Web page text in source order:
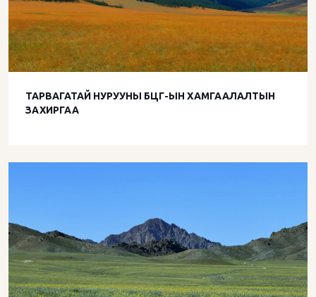
ТАРВАГАТАЙ НУРУУНЫ БЦГ-ЫН ХАМГААЛАЛТЫН
ЗАХИРГАА